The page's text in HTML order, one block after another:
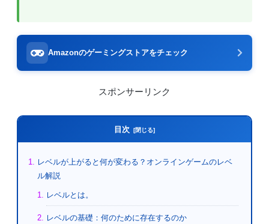
Amazonのゲーミングストアをチェック
スポンサーリンク
目次
レベルが上がると何が変わる？オンラインゲームのレベ
ル解説
レベルとは。
レベルの基礎：何のために存在するのか